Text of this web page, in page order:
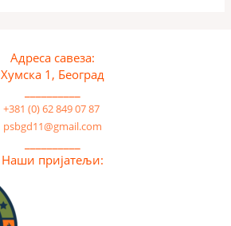
Адреса савеза:
Хумска 1, Београд
+381 (0) 62 849 07 87
psbgd11@gmail.com
Наши пријатељи: